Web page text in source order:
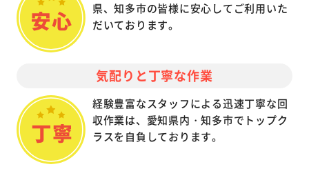
県、知多市の皆様に安心してご利用いた
だいております。
気配りと丁寧な作業
経験豊富なスタッフによる迅速丁寧な回
収作業は、愛知県内・知多市でトップク
ラスを自負しております。